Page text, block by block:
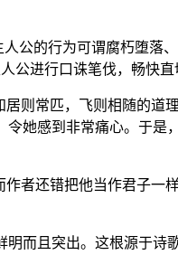
的行为可谓腐朽堕落
公进行口诛笔伐，畅快直
则常匹，飞则相随的道
她感到非常痛心。于
者还错把他当作君子一
而且突出。这根源于